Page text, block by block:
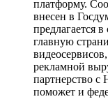
платформу.
внесен в
предлагается
главную
рекламной
партнерство с
поможет и